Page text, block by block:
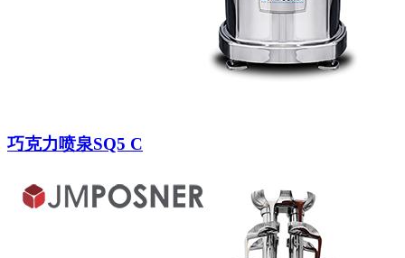
巧克力喷泉SQ5 C